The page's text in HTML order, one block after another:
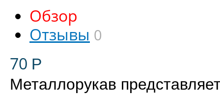
Обзор
Отзывы 0
70 Р
Металлорукав